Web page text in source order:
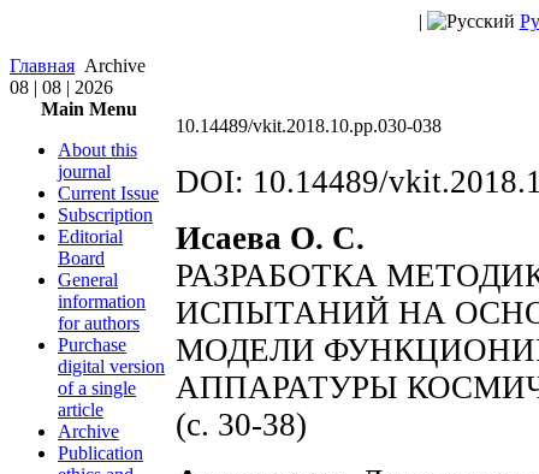
|
Главная Archive
08 | 08 | 2026
Main Menu
About this
journal
Current Issue
Subscription
Editorial
Board
General
information
for authors
Purchase
digital version
of a single
article
Archive
Publication
10.14489/vkit.2018.10.pp.030-038
DOI: 10.14489/
Исаева О. С.
РАЗРАБОТКА
ИСПЫТАНИЙ НА
МОДЕЛИ
АППАРАТУРЫ
(с. 30-38)